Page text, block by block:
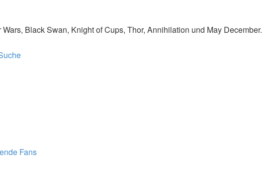
Black Swan, Knight of Cups, Thor, Annihilation und May December.
Fans